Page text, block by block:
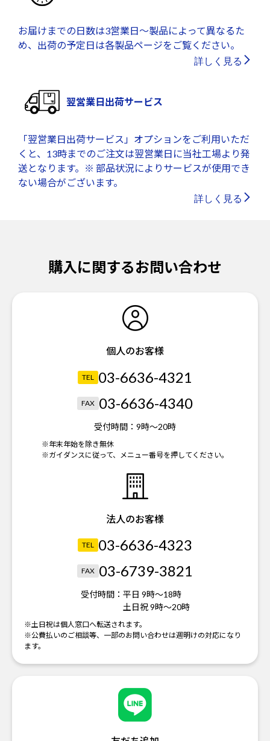
お届けまでの日数は3営業日～製品によって異なるた
め、出荷の予定日は各製品ページをご覧ください。
詳しく見る
翌営業日出荷サービス
「翌営業日出荷サービス」オプションをご利用いただ
くと、13時までのご注文は翌営業日に当社工場より発
送となります。※ 部品状況によりサービスが使用でき
ない場合がございます。
詳しく見る
購入に関するお問い合わせ
個人のお客様
TEL 03-6636-4321
FAX 03-6636-4340
受付時間： 9時～20時
※年末年始を除き無休
※ガイダンスに従って、メニュー番号を押してください。
法人のお客様
TEL 03-6636-4323
FAX 03-6739-3821
受付時間： 平日 9時～18時
土日祝 9時～20時
※土日祝は個人窓口へ転送されます。
※公費払いのご相談等、一部のお問い合わせは週明けの対応になり
ます。